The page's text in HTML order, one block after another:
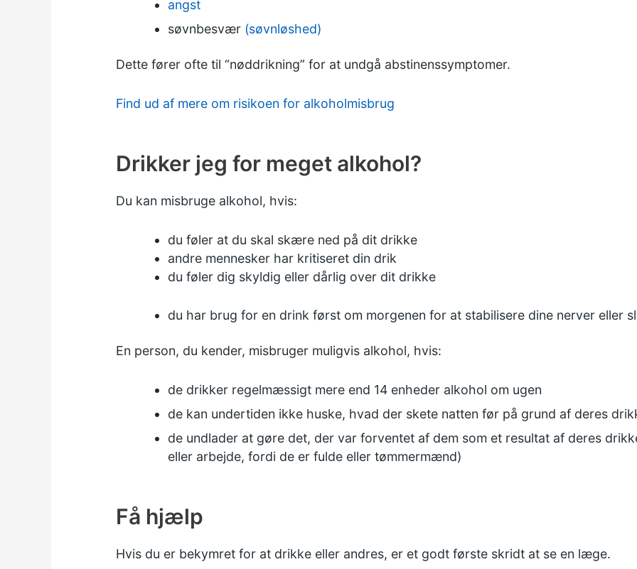
angst
søvnbesvær (søvnløshed)
Dette fører ofte til “nøddrikning” for at undgå abstinenssymptomer.
Find ud af mere om risikoen for alkoholmisbrug
Drikker jeg for meget alkohol?
Du kan misbruge alkohol, hvis:
du føler at du skal skære ned på dit drikke
andre mennesker har kritiseret din drik
du føler dig skyldig eller dårlig over dit drikke
du har brug for en drink først om morgenen for at stabilisere dine nerver eller
En person, du kender, misbruger muligvis alkohol, hvis:
de drikker regelmæssigt mere end 14 enheder alkohol om ugen
de kan undertiden ikke huske, hvad der skete natten før på grund af deres
de undlader at gøre det, der var forventet af dem som et resultat af deres
eller arbejde, fordi de er fulde eller tømmermænd)
Få hjælp
Hvis du er bekymret for at drikke eller andres, er et godt første skridt at se en læge.